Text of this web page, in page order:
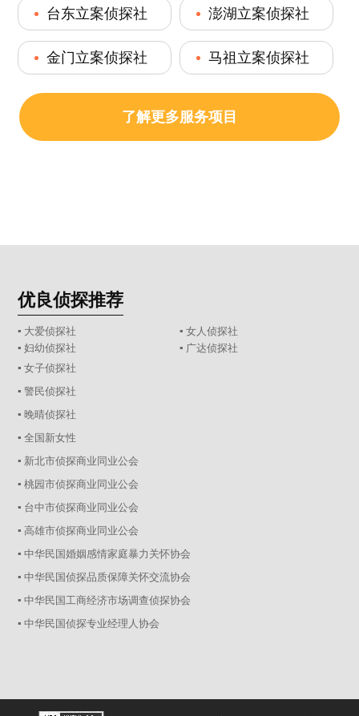
台东立案侦探社 澎湖立案侦探社
金门立案侦探社 马祖立案侦探社
了解更多服务项目
优良侦探推荐
▪ 大爱侦探社
▪ 女人侦探社
▪ 妇幼侦探社
▪ 广达侦探社
▪ 女子侦探社
▪ 警民侦探社
▪ 晚晴侦探社
▪ 全国新女性
▪ 新北市侦探商业同业公会
▪ 桃园市侦探商业同业公会
▪ 台中市侦探商业同业公会
▪ 高雄市侦探商业同业公会
▪ 中华民国婚姻感情家庭暴力关怀协会
▪ 中华民国侦探品质保障关怀交流协会
▪ 中华民国工商经济市场调查侦探协会
▪ 中华民国侦探专业经理人协会